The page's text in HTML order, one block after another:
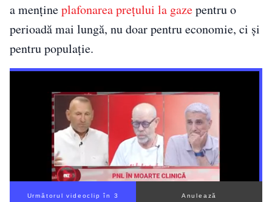
a mențineplafonarea prețului la gazepentru o
perioadă mai lungă, nu doar pentru economie, ci și
pentru populație.
Următorul videoclip în 2 Anulează